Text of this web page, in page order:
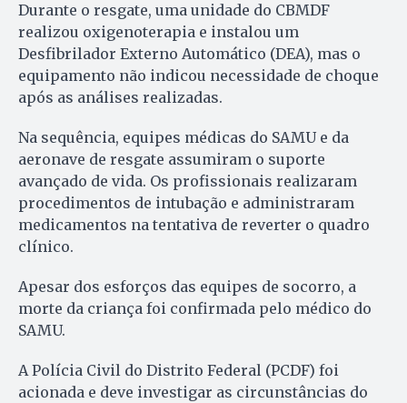
Durante o resgate, uma unidade do CBMDF
realizou oxigenoterapia e instalou um
Desfibrilador Externo Automático (DEA), mas o
equipamento não indicou necessidade de choque
após as análises realizadas.
Na sequência, equipes médicas do SAMU e da
aeronave de resgate assumiram o suporte
avançado de vida. Os profissionais realizaram
procedimentos de intubação e administraram
medicamentos na tentativa de reverter o quadro
clínico.
Apesar dos esforços das equipes de socorro, a
morte da criança foi confirmada pelo médico do
SAMU.
A Polícia Civil do Distrito Federal (PCDF) foi
acionada e deve investigar as circunstâncias do